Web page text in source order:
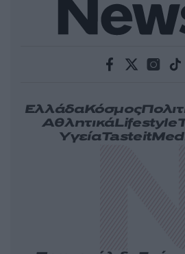
ΕλλάδαΚόσμος
ΑθλητικάLifestyle
ΥγείαTasteit